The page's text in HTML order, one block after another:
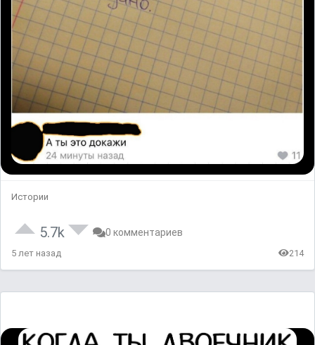
Истории
5.7k 0 комментариев
5 лет назад 214